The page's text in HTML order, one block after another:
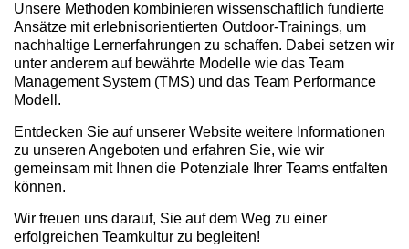
Unsere Methoden kombinieren wissenschaftlich fundierte
Ansätze mit erlebnisorientierten Outdoor-Trainings, um
nachhaltige Lernerfahrungen zu schaffen. Dabei setzen wir
unter anderem auf bewährte Modelle wie das Team
Management System (TMS) und das Team Performance
Modell.
Entdecken Sie auf unserer Website weitere Informationen
zu unseren Angeboten und erfahren Sie, wie wir
gemeinsam mit Ihnen die Potenziale Ihrer Teams entfalten
können.
Wir freuen uns darauf, Sie auf dem Weg zu einer
erfolgreichen Teamkultur zu begleiten!